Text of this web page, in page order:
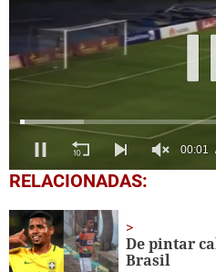
0
seconds
2
minutes,
41
seconds
RELACIONADAS:
De pintar
Brasil